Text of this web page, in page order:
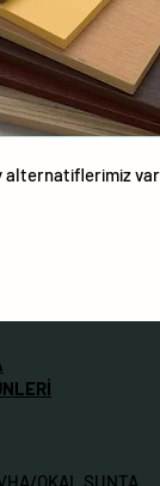
alternatiflerimiz
OKAL SUNTA